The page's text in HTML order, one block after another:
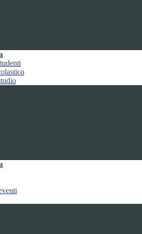
Bandi di concorso (da pubblicare in
tabelle)
1
di misurazione e valutazione della